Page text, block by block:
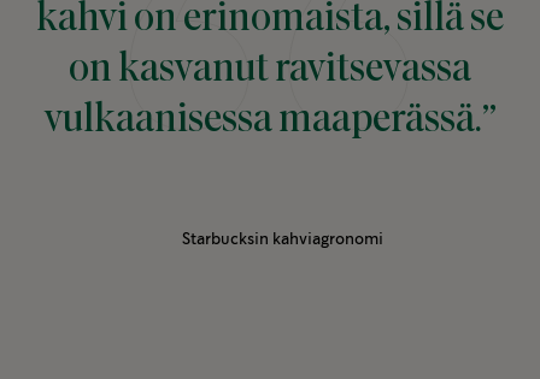
kahvi on erinomaista, sillä se
on kasvanut ravitsevassa
vulkaanisessa maaperässä.”
Starbucksin kahviagronomi